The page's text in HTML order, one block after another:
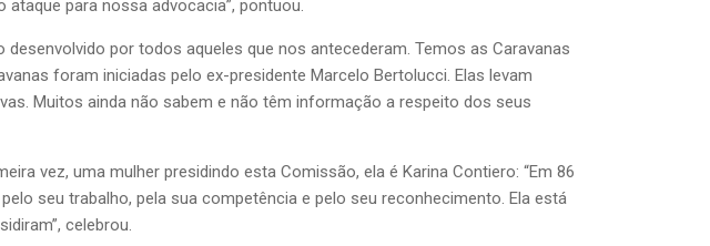
para nossa advocacia”, pontuou.
por todos aqueles que nos antecederam. Temos as Caravanas
foram iniciadas pelo ex-presidente Marcelo Bertolucci. Elas levam
Muitos ainda não sabem e não têm informação a respeito dos seus
vez, uma mulher presidindo esta Comissão, ela é Karina Contiero: “Em 86
seu trabalho, pela sua competência e pelo seu reconhecimento. Ela está
celebrou.